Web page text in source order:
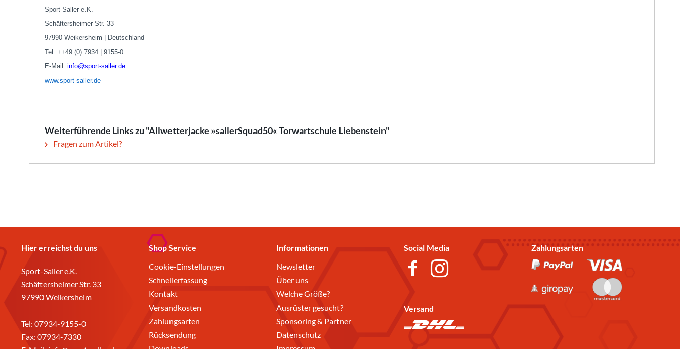
Sport-Saller e.K.
Schäftersheimer Str. 33
97990 Weikersheim | Deutschland
Tel: ++49 (0) 7934 | 9155-0
E-Mail: info@sport-saller.de
www.sport-saller.de
Weiterführende Links zu "Allwetterjacke »sallerSquad50« Torwartschule Liebenstein"
Fragen zum Artikel?
Hier erreichst du uns
Sport-Saller e.K.
Schäftersheimer Str. 33
97990 Weikersheim
Tel: 07934-9155-0
Fax: 07934-7330
Shop Service
Cookie-Einstellungen
Schnellerfassung
Kontakt
Versandkosten
Zahlungsarten
Rücksendung
Informationen
Newsletter
Über uns
Welche Größe?
Ausrüster gesucht?
Sponsoring & Partner
Datenschutz
Social Media
Versand
Zahlungsarten